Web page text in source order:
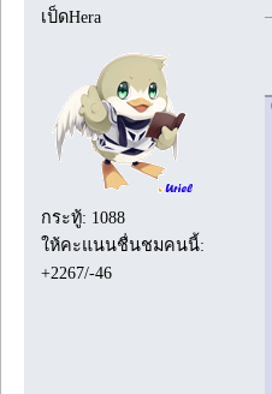
เป็ดHera
กระทู้: 1088
ให้คะแนนชื่นชมคนนี้:
+2267/-46